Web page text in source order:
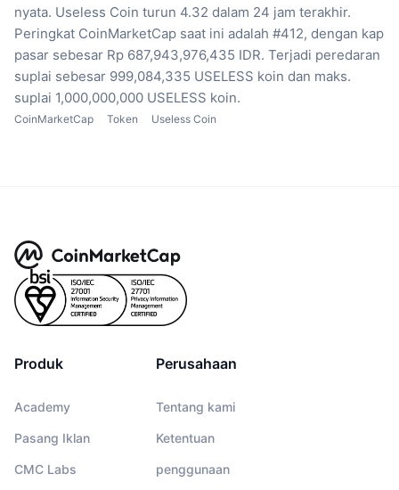
nyata. Useless Coin turun 4.32 dalam 24 jam terakhir.
Peringkat CoinMarketCap saat ini adalah #412, dengan kap
pasar sebesar Rp 687,943,976,435 IDR. Terjadi peredaran
suplai sebesar 999,084,335 USELESS koin dan maks.
suplai 1,000,000,000 USELESS koin.
CoinMarketCap Token Useless Coin
Produk
Academy
Pasang Iklan
CMC Labs
Perusahaan
Tentang kami
Ketentuan
penggunaan